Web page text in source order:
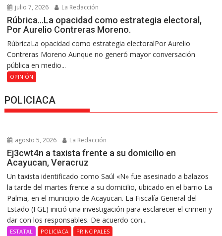
julio 7, 2026 La Redacción
Rúbrica…La opacidad como estrategia electoral,
Por Aurelio Contreras Moreno.
RúbricaLa opacidad como estrategia electoralPor Aurelio
Contreras Moreno Aunque no generó mayor conversación
pública en medio...
OPINIÓN
POLICIACA
agosto 5, 2026 La Redacción
Ej3cwt4n a taxista frente a su domicilio en
Acayucan, Veracruz
Un taxista identificado como Saúl «N» fue asesinado a balazos
la tarde del martes frente a su domicilio, ubicado en el barrio La
Palma, en el municipio de Acayucan. La Fiscalía General del
Estado (FGE) inició una investigación para esclarecer el crimen y
dar con los responsables. De acuerdo con...
ESTATAL POLICIACA PRINCIPALES